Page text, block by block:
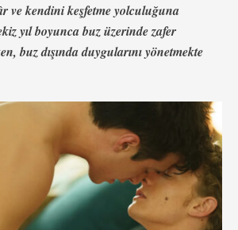
ve kendini keşfetme yolculuğuna
yıl boyunca buz üzerinde zafer
buz dışında duygularını yönetmekte